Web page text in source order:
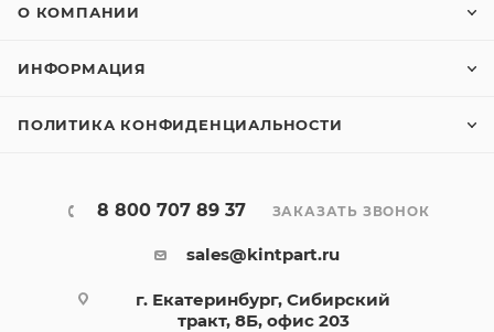
О КОМПАНИИ
ИНФОРМАЦИЯ
ПОЛИТИКА КОНФИДЕНЦИАЛЬНОСТИ
8 800 707 89 37 ЗАКАЗАТЬ ЗВОНОК
sales@kintpart.ru
г. Екатеринбург, Сибирский
тракт, 8Б, офис 203